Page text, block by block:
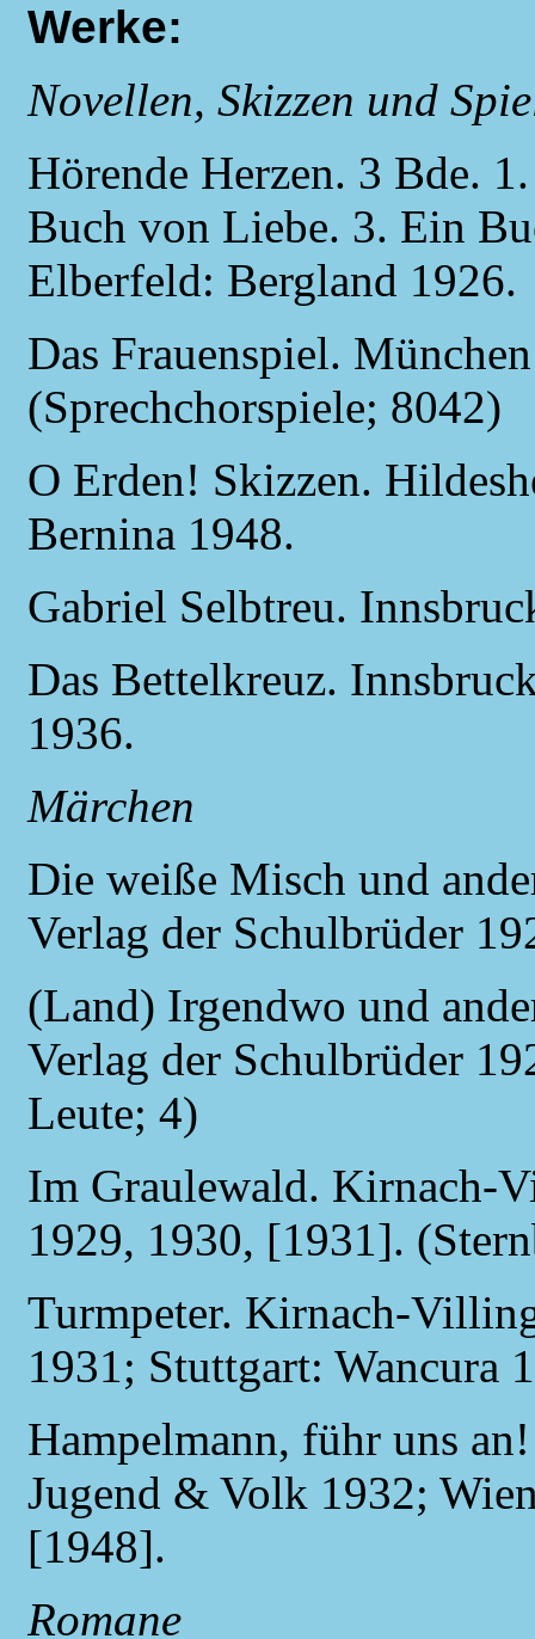
Werke:
Novellen, Skizzen und
Hörende Herzen. 3 Bde.
Buch von Liebe. 3. Ein
Elberfeld: Bergland 1926.
Das Frauenspiel.
(Sprechchorspiele; 8042)
O Erden! Skizzen.
Bernina 1948.
Gabriel Selbtreu. I
Das Bettelkreuz.
1936.
Märchen
Die weiße Misch und
Verlag der Schulbrüder
(Land) Irgendwo und
Verlag der Schulbrüder
Leute; 4)
Im Graulewald. Kirnach-
1929, 1930, [1931].
Turmpeter. Kirnach-
1931; Stuttgart: Wancura
Hampelmann, führ uns
Jugend & Volk 1932;
[1948].
Romane